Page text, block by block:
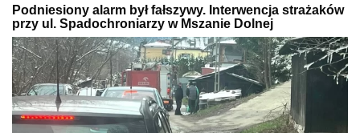
Podniesiony alarm był fałszywy. Interwencja strażaków
przy ul. Spadochroniarzy w Mszanie Dolnej